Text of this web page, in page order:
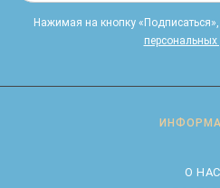
Нажимая на кнопку
О НАС